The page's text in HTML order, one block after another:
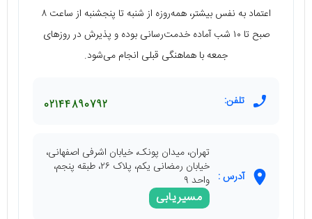
اعتماد به ‌نفس بیشتر، همه‌روزه از شنبه تا پنجشنبه از ساعت ۸
صبح تا ۱۰ شب آماده خدمت‌رسانی بوده و پذیرش در روزهای
جمعه با هماهنگی قبلی انجام می‌شود.
تلفن: 02144890792
آدرس :
تهران، میدان پونک، خیابان اشرفی اصفهانی،
خیابان رمضانی یکم، پلاک ۲۶، طبقه پنجم،
واحد ۹
مسیریابی